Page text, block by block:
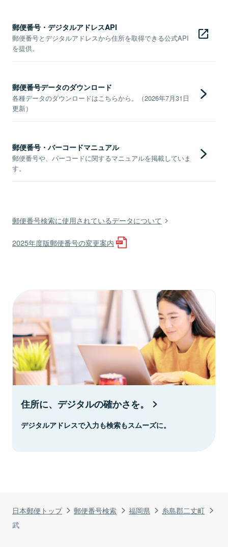
日本郵便トップ 郵便番号検索 福岡県
糸島郡二丈町
武
郵便番号・デジタルアドレスAPI
郵便番号とデジタルアドレスから住所を取得できる公式API
を提供。
郵便番号データのダウンロード
各種データのダウンロードはこちらから。（2026年7月31日
更新）
郵便番号・バーコードマニュアル
郵便番号や、バーコードに関するマニュアルを掲載していま
す。
郵便番号検索に使用されているデータについて
2025年度版郵便番号の変更案内
住所に、デジタルの確かさを。
デジタルアドレスで入力も検索もスムーズに。